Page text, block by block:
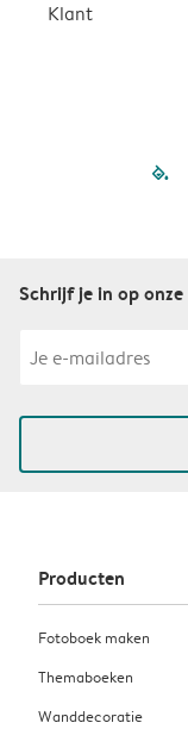
Klant
Schrijf je in op
Producten
Fotoboek maken
Themaboeken
Wanddecoratie